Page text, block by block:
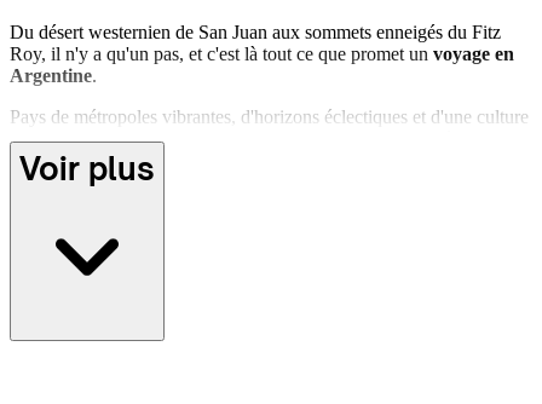
Du désert westernien de San Juan aux sommets enneigés du Fitz
Roy, il n'y a qu'un pas, et c'est là tout ce que promet un voyage en
Argentine.
Pays de métropoles vibrantes, d'horizons éclectiques et d'une culture
authentique : un voyage en Argentine est une danse envoûtante entre
verdure subtropicale et étendue polaire. S'immerger dans le tumulte
passionné de Buenos Aires, parcourir la mythique Route 40
éclatantes de Purmamarca ou ressentir la puissance des chutes
d'Iguazú... L'Argentine nous invite à explorer l'essence même de la
Voir plus